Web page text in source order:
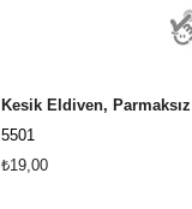
5501
₺19,00